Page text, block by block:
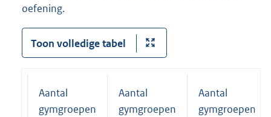
oefening.
Toon volledige tabel
Aantal
gymgroepen
Aantal
gymgroepen
Aantal
gymgroepen